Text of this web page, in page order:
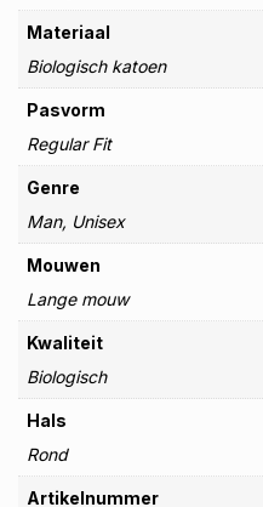
Materiaal
Biologisch katoen
Pasvorm
Regular Fit
Genre
Man, Unisex
Mouwen
Lange mouw
Kwaliteit
Biologisch
Hals
Rond
Artikelnummer